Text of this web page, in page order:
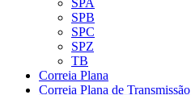
SPA
SPB
SPC
SPZ
TB
Correia Plana
Correia Plana de Transmissão